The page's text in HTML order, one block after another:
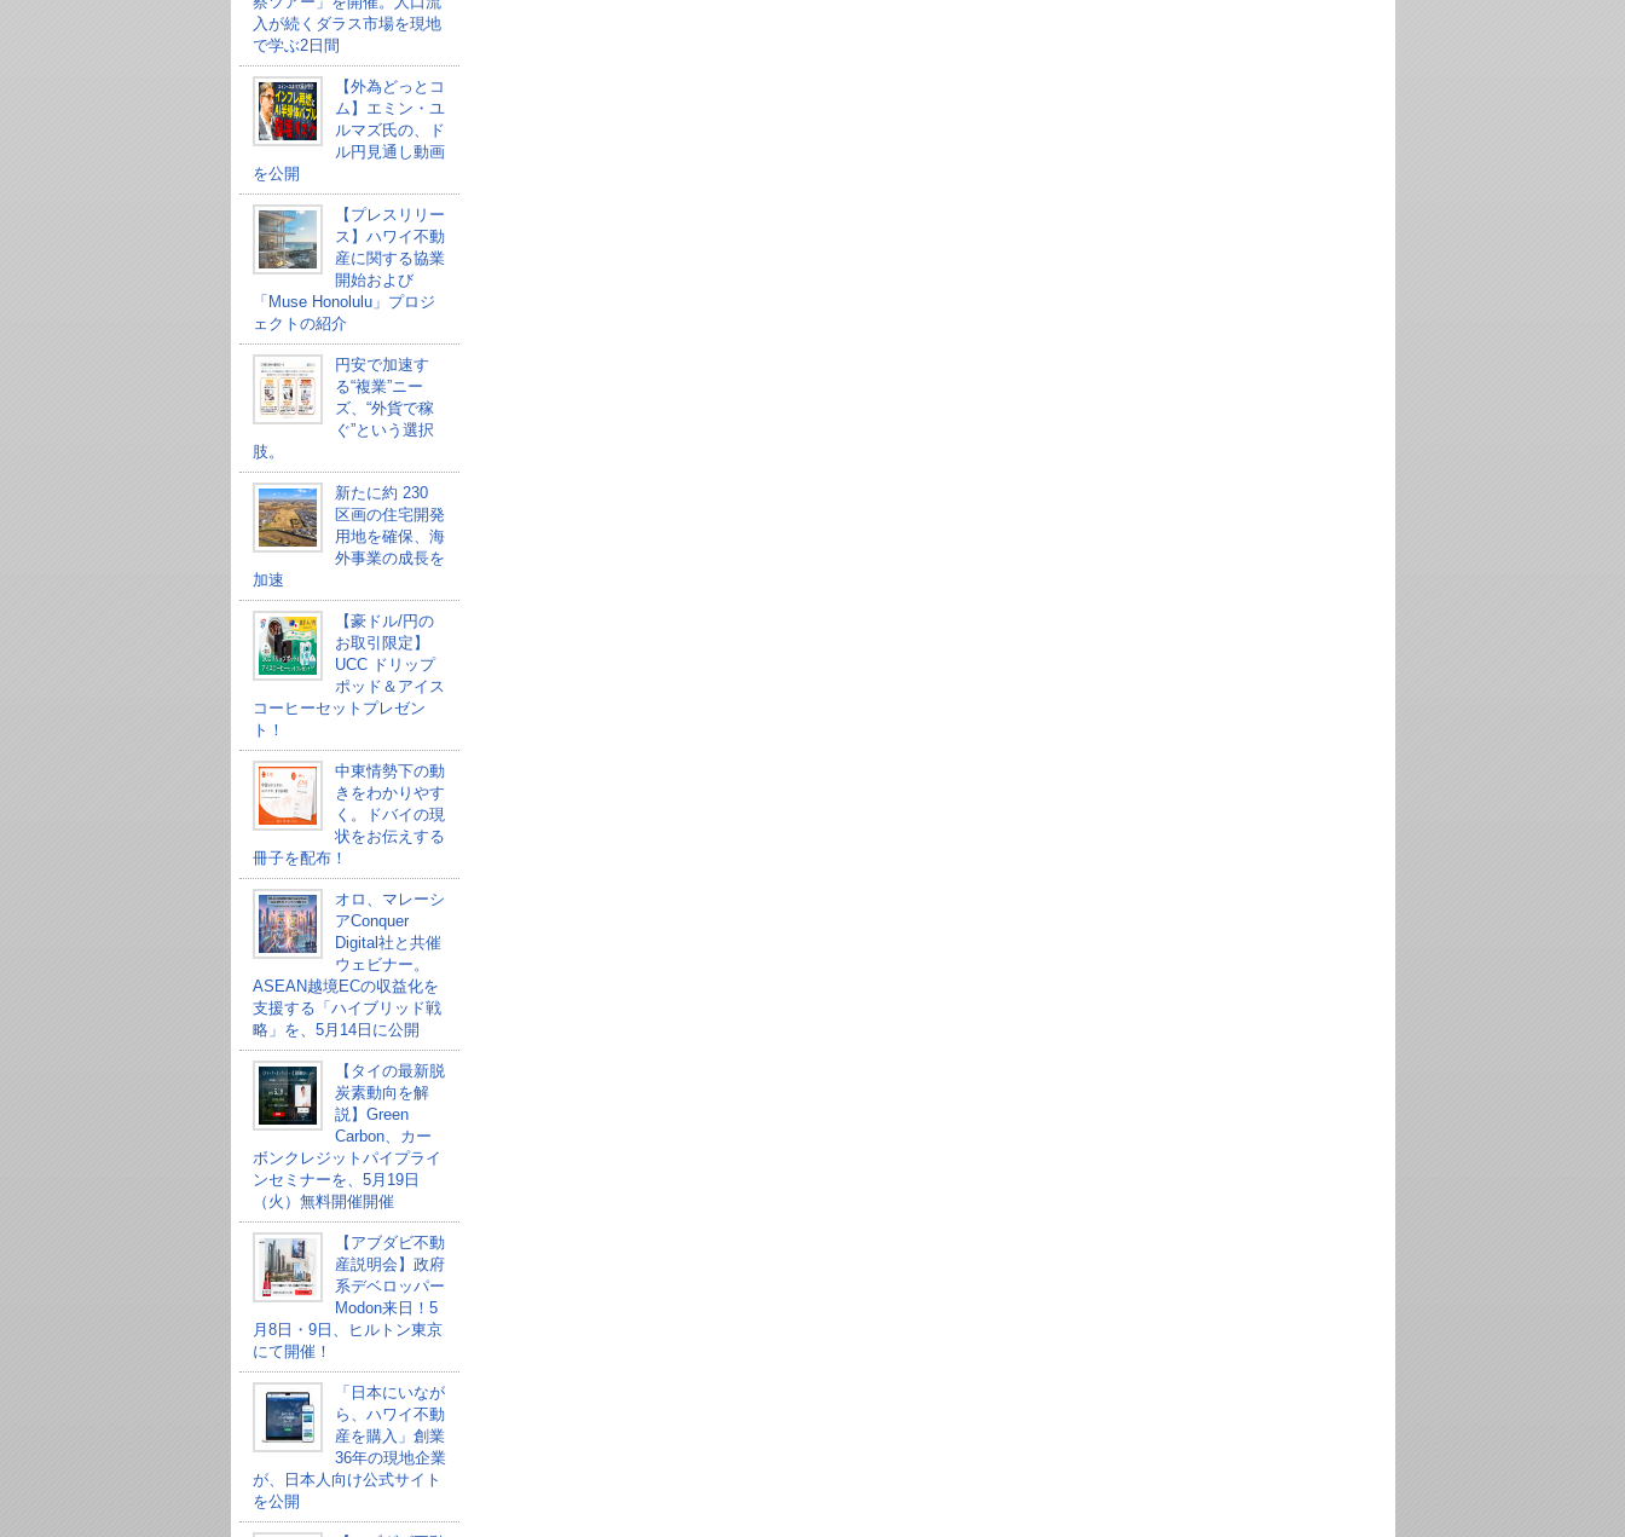
入が続くダラス市場を現地
で学ぶ2日間
【外為どっとコ
ム】エミン・ユ
ルマズ氏の、ド
ル円見通し動画
を公開
【プレスリリー
ス】ハワイ不動
産に関する協業
開始および
「Muse Honolulu」プロジ
ェクトの紹介
円安で加速す
る“複業”ニー
ズ、“外貨で稼
ぐ”という選択
肢。
新たに約 230
区画の住宅開発
用地を確保、海
外事業の成長を
加速
【豪ドル/円の
お取引限定】
UCC ドリップ
ポッド＆アイス
コーヒーセットプレゼン
ト！
中東情勢下の動
きをわかりやす
く。ドバイの現
状をお伝えする
冊子を配布！
オロ、マレーシ
アConquer
Digital社と共催
ウェビナー。
ASEAN越境ECの収益化を
支援する「ハイブリッド戦
略」を、5月14日に公開
【タイの最新脱
炭素動向を解
説】Green
Carbon、カー
ボンクレジットパイプライ
ンセミナーを、5月19日
（火）無料開催開催
【アブダビ不動
産説明会】政府
系デベロッパー
Modon来日！5
月8日・9日、ヒルトン東京
にて開催！
「日本にいなが
ら、ハワイ不動
産を購入」創業
36年の現地企業
が、日本人向け公式サイト
を公開